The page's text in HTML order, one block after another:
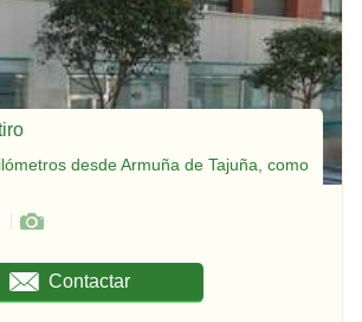
desde Armuña de Tajuña, como
Contactar